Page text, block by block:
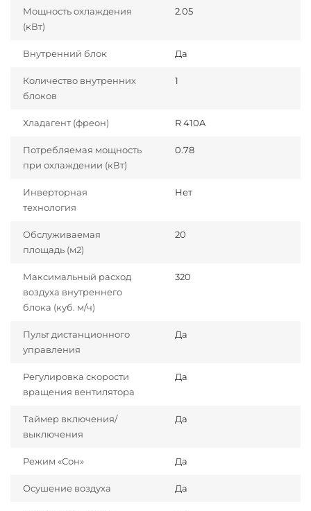
Мощность охлаждения
(кВт)
2.05
Внутренний блок Да
Количество внутренних
блоков
1
Хладагент (фреон) R 410A
Потребляемая мощность
при охлаждении (кВт)
0.78
Инверторная
технология
Нет
Обслуживаемая
площадь (м2)
20
Максимальный расход
воздуха внутреннего
блока (куб. м/ч)
320
Пульт дистанционного
управления
Да
Регулировка скорости
вращения вентилятора
Да
Таймер включения/
выключения
Да
Режим «Сон» Да
Осушение воздуха Да